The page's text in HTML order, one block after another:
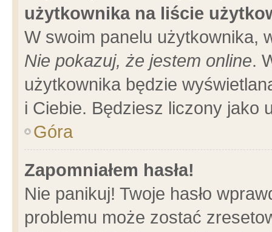
użytkownika na liście
W swoim panelu użytkownika,
Nie pokazuj, że jestem online.
użytkownika będzie
i Ciebie. Będziesz liczony jako
Góra
Zapomniałem hasła!
Nie panikuj! Twoje hasło
problemu może zostać